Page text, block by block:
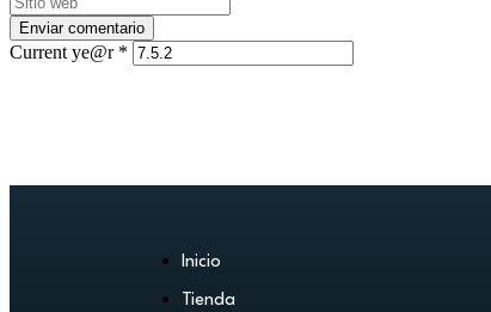
Current ye@r *
Inicio
Tienda